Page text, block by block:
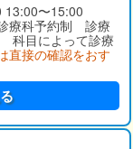
13:00〜15:00
療科予約制 診療
科目によって診療
直接の確認をおす